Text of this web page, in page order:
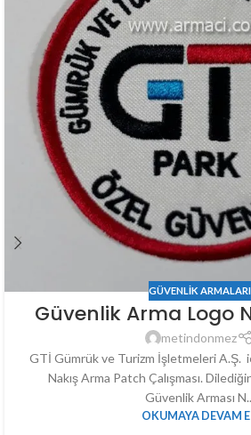
GÜVENLIK ARMALARI
Güvenlik Arma Logo
metindonmez
GTİ Gümrük ve Turizm İşletmeleri A.Ş.
Nakış Arma Patch Çalışması.
Güvenlik Arması
OKUMAYA DEVAM